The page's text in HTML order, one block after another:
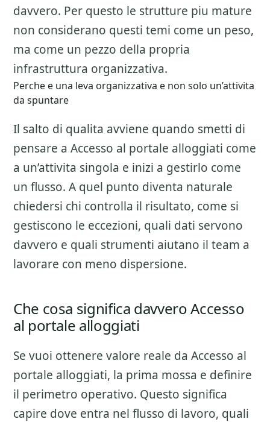
davvero. Per questo le strutture piu mature
non considerano questi temi come un peso,
ma come un pezzo della propria
infrastruttura organizzativa.
Perche e una leva organizzativa e non solo un’attivita
da spuntare
Il salto di qualita avviene quando smetti di
pensare a Accesso al portale alloggiati come
a un’attivita singola e inizi a gestirlo come
un flusso. A quel punto diventa naturale
chiedersi chi controlla il risultato, come si
gestiscono le eccezioni, quali dati servono
davvero e quali strumenti aiutano il team a
lavorare con meno dispersione.
Che cosa significa davvero Accesso
al portale alloggiati
Se vuoi ottenere valore reale da Accesso al
portale alloggiati, la prima mossa e definire
il perimetro operativo. Questo significa
capire dove entra nel flusso di lavoro, quali